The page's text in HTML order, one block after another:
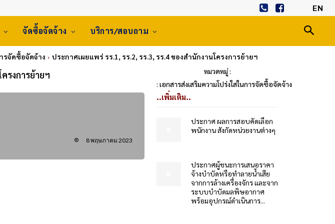
EN
จัดซื้อจัดจ้าง บริการ/สอบถาม
รจัดซื้อจัดจ้าง ประกาศเผยแพร่ รร.1, รร.2, รร.3, รร.4 ของสำนักงานโครงการย้ายฯ
รงการย้ายฯ
หมวดหมู่ :
: เอกสารส่งเสริมความโปร่งใสในการจัดซื้อจัดจ้าง
8 พฤษภาคม 2023
..เพิ่มเติม..
ประกาศ ผลการสอบคัดเลือก
พนักงาน สังกัดหน่วยงานต่างๆ
ประกาศผู้ชนะการเสนอราคา
จ้างบำบัดหรือทำลายน้ำเสีย
จากการล้างเครื่องจักร และจาก
ระบบบำบัดมลพิษอากาศ
พร้อมอุปกรณ์ดำเนินการ...